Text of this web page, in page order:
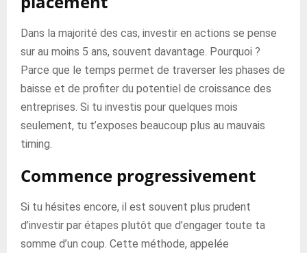
Dans la majorité des cas, investir en actions se pense
sur au moins 5 ans, souvent davantage. Pourquoi ?
Parce que le temps permet de traverser les phases de
baisse et de profiter du potentiel de croissance des
entreprises. Si tu investis pour quelques mois
seulement, tu t’exposes beaucoup plus au mauvais
timing.
Commence progressivement
Si tu hésites encore, il est souvent plus prudent
d’investir par étapes plutôt que d’engager toute ta
somme d’un coup. Cette méthode, appelée